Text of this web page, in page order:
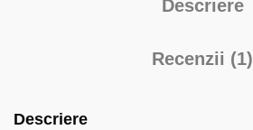
Descriere
Recenzii (1)
Descriere